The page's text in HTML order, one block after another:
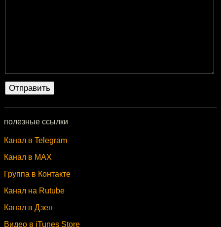
полезные ссылки
Канал в Telegram
Канал в MAX
Группа в Контакте
Канал на Rutube
Канал в Дзен
Видео в iTunes Store